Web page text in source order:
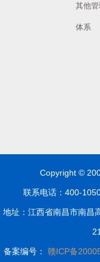
其他管
体系
Copyright ©
联系电话：400-
地址：江西省南昌市南昌
备案编号： 赣ICP备